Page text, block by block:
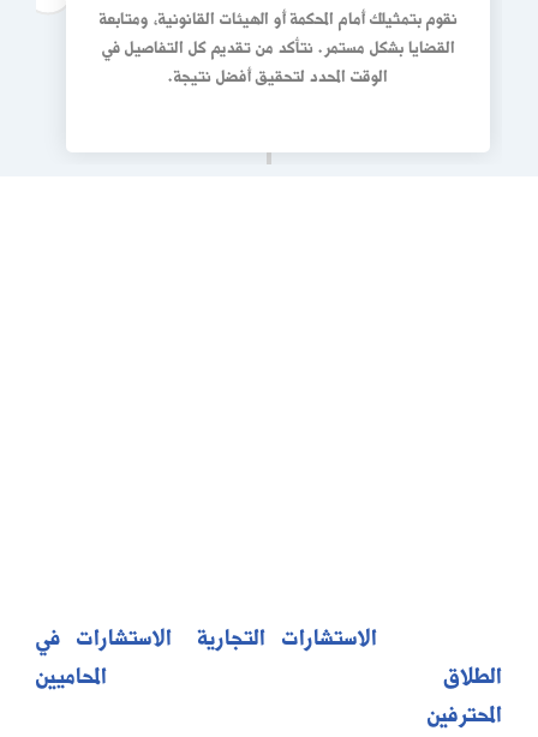
نقوم بتمثيلك أمام المحكمة أو الهيئات القانونية، ومتابعة
القضايا بشكل مستمر.نتأكد من تقديم كل التفاصيلفي
الوقت المحدد لتحقيق أفضل نتيجة.
القانون، منالاستشارات التجاريةوالاستشارات في
الطلاقإلى القضايا الجنائية. فريقنا من المحاميين
المحترفين